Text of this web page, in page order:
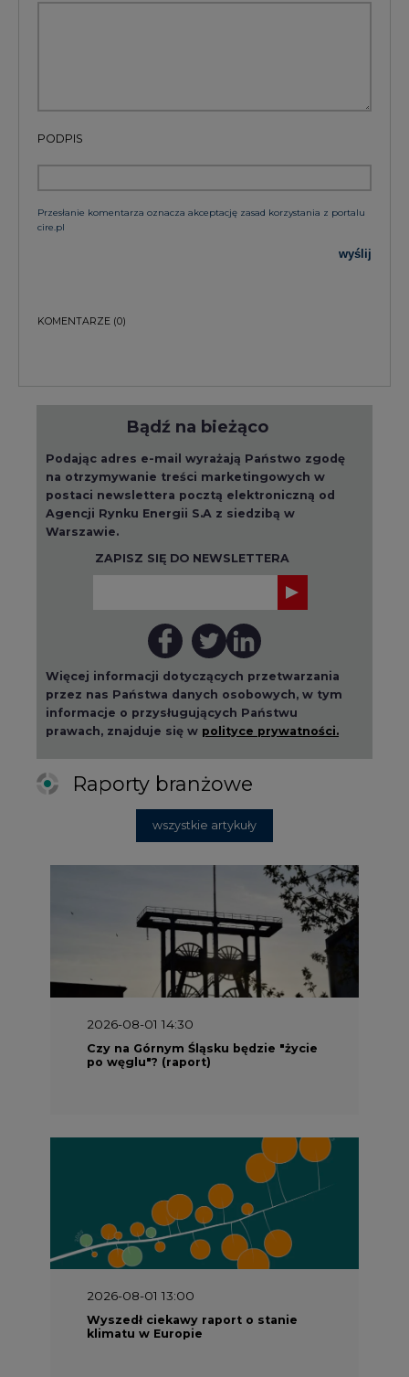
PODPIS
Przesłanie komentarza oznacza akceptację zasad korzystania z portalu
cire.pl
wyślij
KOMENTARZE (0)
Bądź na bieżąco
Podając adres e-mail wyrażają Państwo zgodę
na otrzymywanie treści marketingowych w
postaci newslettera pocztą elektroniczną od
Agencji Rynku Energii S.A z siedzibą w
Warszawie.
ZAPISZ SIĘ DO NEWSLETTERA
Więcej informacji dotyczących przetwarzania
przez nas Państwa danych osobowych, w tym
informacje o przysługujących Państwu
prawach, znajduje się w polityce prywatności.
Raporty branżowe
wszystkie artykuły
2026-08-01 14:30
Czy na Górnym Śląsku będzie "życie
po węglu"? (raport)
2026-08-01 13:00
Wyszedł ciekawy raport o stanie
klimatu w Europie